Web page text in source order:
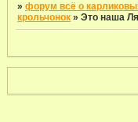
»форум всё о
крольчонок »Это наша